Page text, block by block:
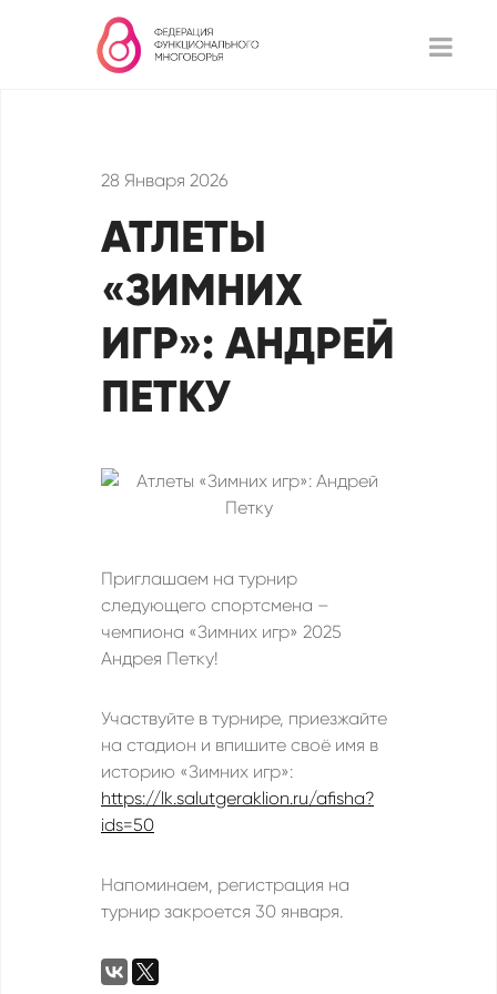
28 Января 2026
АТЛЕТЫ
«ЗИМНИХ
ИГР»: АНДРЕЙ
ПЕТКУ
Приглашаем на турнир
следующего спортсмена –
чемпиона «Зимних игр» 2025
Андрея Петку!
Участвуйте в турнире, приезжайте
на стадион и впишите своё имя в
историю «Зимних игр»:
https://lk.salutgeraklion.ru/afisha?
ids=50
Напоминаем, регистрация на
турнир закроется 30 января.